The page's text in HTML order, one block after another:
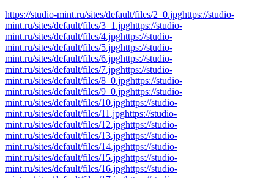
https://studio-mint.ru/sites/default/files/2_0.jpghttps://studio-
mint.ru/sites/default/files/3_1.jpghttps://studio-
mint.ru/sites/default/files/4.jpghttps://studio-
mint.ru/sites/default/files/5.jpghttps://studio-
mint.ru/sites/default/files/6.jpghttps://studio-
mint.ru/sites/default/files/7.jpghttps://studio-
mint.ru/sites/default/files/8_0.jpghttps://studio-
mint.ru/sites/default/files/9_0.jpghttps://studio-
mint.ru/sites/default/files/10.jpghttps://studio-
mint.ru/sites/default/files/11.jpghttps://studio-
mint.ru/sites/default/files/12.jpghttps://studio-
mint.ru/sites/default/files/13.jpghttps://studio-
mint.ru/sites/default/files/14.jpghttps://studio-
mint.ru/sites/default/files/15.jpghttps://studio-
mint.ru/sites/default/files/16.jpghttps://studio-